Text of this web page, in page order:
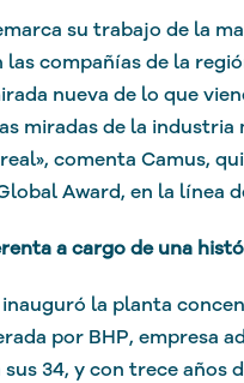
su trabajo de la
las compañías de la
nueva de lo que
miradas de la
comenta Camus,
Award, en la línea
a cargo de una
la planta
por BHP, empresa
sus 34, y con trece años